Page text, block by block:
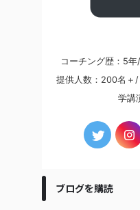
コーチング歴：5
提供人数：200名＋
学講
ブログを購読